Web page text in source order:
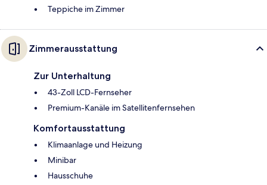
Teppiche im Zimmer
Zimmerausstattung
Zur Unterhaltung
43-Zoll LCD-Fernseher
Premium-Kanäle im Satellitenfernsehen
Komfortausstattung
Klimaanlage und Heizung
Minibar
Hausschuhe